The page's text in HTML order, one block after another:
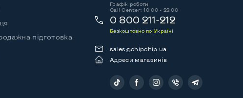
підготовка
Графік роботи
Call Center: 10:00 - 22:00
0 800 211-212
Безкоштовно по Україні
sales@chipchip.ua
Адреси магазинів